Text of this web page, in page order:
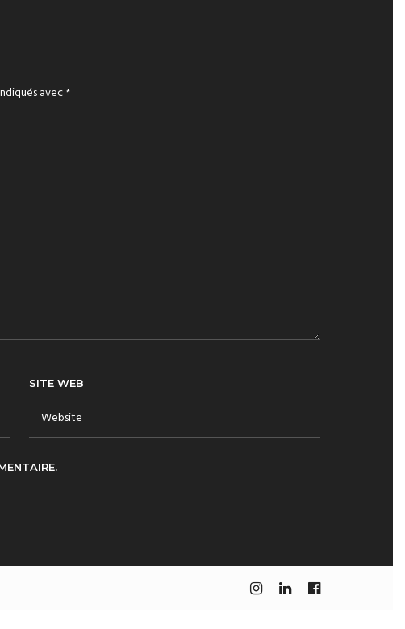
avec*
SITE WEB